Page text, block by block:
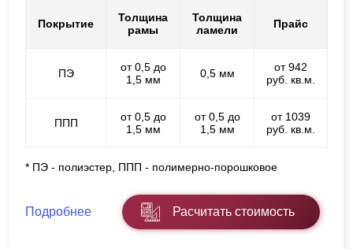
Покрытие
Толщина
рамы
Толщина
ламели
Прайс
ПЭ
от 0,5 до
1,5 мм
0,5 мм
от 942
руб. кв.м.
ППП
от 0,5 до
1,5 мм
от 0,5 до
1,5 мм
от 1039
руб. кв.м.
* ПЭ - полиэстер, ППП - полимерно-порошковое
Подробнее Расчитать стоимость